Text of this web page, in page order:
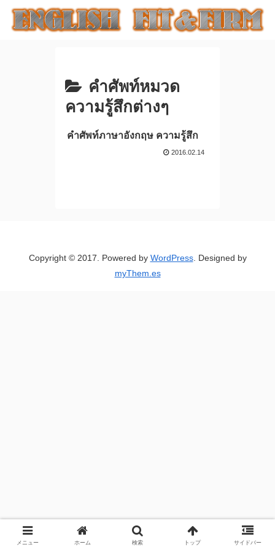
คำศัพท์หมวด
ความรู้สึกต่างๆ
คำศัพท์ภาษาอังกฤษ ความรู้สึก
2016.02.14
Copyright © 2017. Powered by WordPress. Designed by
myThem.es
メニュー ホーム 検索 トップ サイドバー